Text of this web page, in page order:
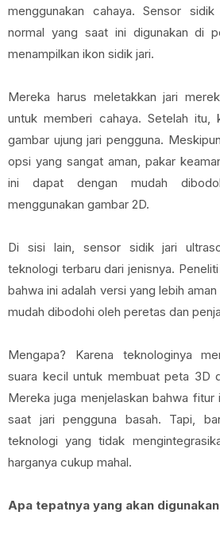
menggunakan cahaya. Sensor
normal yang saat ini digunakan di
menampilkan ikon sidik jari.
Mereka harus meletakkan jari
untuk memberi cahaya. Setelah itu,
gambar ujung jari pengguna.
opsi yang sangat aman, pakar
ini dapat dengan mudah
menggunakan gambar 2D.
Di sisi lain, sensor sidik jari
teknologi terbaru dari jenisnya.
bahwa ini adalah versi yang lebih
mudah dibodohi oleh peretas dan
Mengapa? Karena teknologinya
suara kecil untuk membuat peta 3D
Mereka juga menjelaskan bahwa
saat jari pengguna basah. Tapi,
teknologi yang tidak
harganya cukup mahal.
Apa tepatnya yang akan